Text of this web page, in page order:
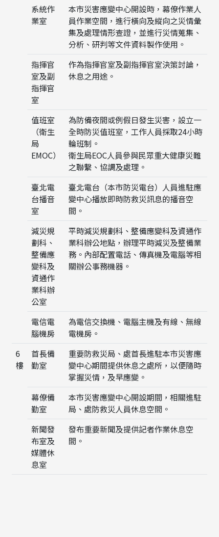
系統作
業室
本市災害應變中心開設時，幕僚作業人
員作業空間，進行橫向及縱向之災情彙
集及處理情形查證，並進行災情蒐集、
分析、研判等文件資料製作使用。
指揮官
室及副
指揮官
室
作為指揮官室及副指揮官室決策討論，
休息之用途。
值班室
（衛生
局
EMOC）
為防備夜間或例假日發生災害，設立一
全時防災值班室，工作人員採取24小時
輪班制。
衛生局EOC人員參與民眾重大健康災難
之聯繫、協調及處理。
臺北電
台播音
室
臺北電台（本市防災電台）人員進駐應
變中心播放即時防救災訊息的播音空
間。
減災規
劃科、
整備應
變科及
資通作
業科辦
公室
平時減災規劃科、整備應變科及資通作
業科辦公地點，辦理平時減災及整備業
務。內部配置電話、傳真機及電腦等相
關辦公事務機器。
電信電
腦機房
為電信交換機、電腦主機及有線、無線
電機房。
6
樓
首長備
勤室
重要防救災局、處首長進駐本市災害應
變中心期間提供休息之處所，以便隨時
掌握災情，及早應變。
幕僚備
勤室
本市災害應變中心開設期間，相關進駐
局、處防救災人員休息空間。
新聞發
布室及
媒體休
息室
發布重要新聞及提供記者作業休息空
間。